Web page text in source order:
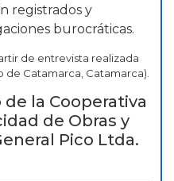
registrados y
burocráticas.
de entrevista realizada
de Catamarca, Catamarca).
la Cooperativa
de Obras y
Pico Ltda.